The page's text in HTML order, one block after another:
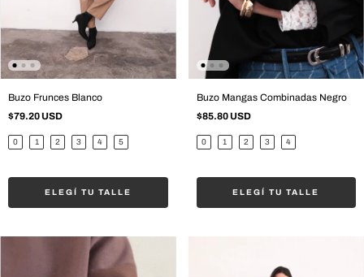
Buzo Frunces Blanco
$79.20 USD
0 1 2 3 4 5
ELEGÍ TU TALLE
Buzo Mangas Combinadas Negro
$85.80 USD
0 1 2 3 4
ELEGÍ TU TALLE